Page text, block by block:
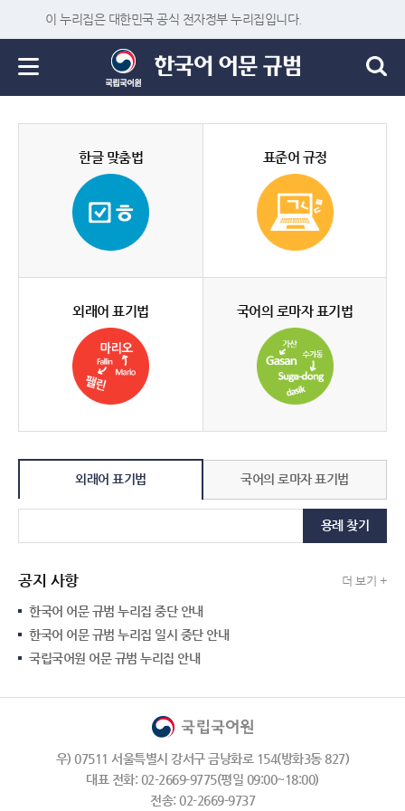
이 누리집은 대한민국 공식 전자정부 누리집입니다.
한글 맞춤법 표준어 규정
외래어 표기법 국어의 로마자 표기법
외래어 표기법 국어의 로마자 표기법
용례 찾기
공지 사항 더 보기 +
한국어 어문 규범 누리집 중단 안내
한국어 어문 규범 누리집 일시 중단 안내
국립국어원 어문 규범 누리집 안내
우) 07511 서울특별시 강서구 금낭화로 154(방화3동 827)
대표 전화: 02-2669-9775(평일 09:00~18:00)
전송: 02-2669-9737